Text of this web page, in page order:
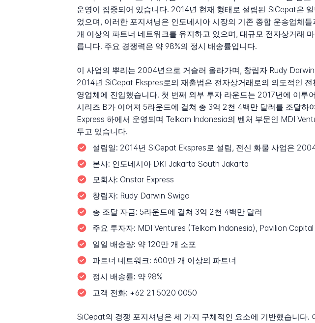
운영이 집중되어 있습니다. 2014년 현재 형태로 설립된 SiCepat은
었으며, 이러한 포지셔닝은 인도네시아 시장의 기존 종합 운송업체
개 이상의 파트너 네트워크를 유지하고 있으며, 대규모 전자상거래
릅니다. 주요 경쟁력은 약 98%의 정시 배송률입니다.
이 사업의 뿌리는 2004년으로 거슬러 올라가며, 창립자 Rudy
2014년 SiCepat Ekspres로의 재출범은 전자상거래로의 의도적인
영업체에 진입했습니다. 첫 번째 외부 투자 라운드는 2017년에 이
시리즈 B가 이어져 5라운드에 걸쳐 총 3억 2천 4백만 달러를 조달
Express 하에서 운영되며 Telkom Indonesia의 벤처 부문인 MDI
두고 있습니다.
설립일: 2014년 SiCepat Ekspres로 설립, 전신 화물 사업은
본사: 인도네시아 DKI Jakarta South Jakarta
모회사: Onstar Express
창립자: Rudy Darwin Swigo
총 조달 자금: 5라운드에 걸쳐 3억 2천 4백만 달러
주요 투자자: MDI Ventures (Telkom Indonesia), Pavilion
일일 배송량: 약 120만 개 소포
파트너 네트워크: 600만 개 이상의 파트너
정시 배송률: 약 98%
고객 전화: +62 21 5020 0050
SiCepat의 경쟁 포지셔닝은 세 가지 구체적인 요소에 기반했습니다